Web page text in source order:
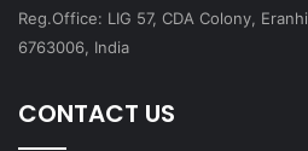
Reg.Office: LIG 57, CDA Colony,
6763006, India
CONTACT US